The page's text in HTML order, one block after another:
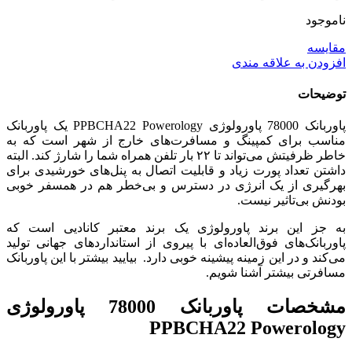
ناموجود
مقایسه
افزودن به علاقه مندی
توضیحات
پاوربانک 78000 پاورولوژی PPBCHA22 Powerology یک پاوربانک
مناسب برای کمپینگ و مسافرت‌های خارج از شهر است که به
خاطر ظرفیتش می‌تواند تا ۲۲ بار تلفن همراه شما را شارژ کند. البته
داشتن تعداد پورت زیاد و قابلیت اتصال به پنل‌های خورشیدی برای
بهرگیری از یک انرژی در دسترس و بی‌خطر هم در همسفر خوبی
بودنش بی‌تاثیر نیست.
به جز این برند پاورولوژی یک برند معتبر کانادیی است که
پاوربانک‌های فوق‌العاده‌ای با پیروی از استانداردهای جهانی تولید
می‌کند و در این زمینه پیشینه خوبی دارد. بیایید بیشتر با این پاوربانک
مسافرتی بیشتر آشنا شویم.
مشخصات پاوربانک 78000 پاورولوژی
PPBCHA22 Powerology